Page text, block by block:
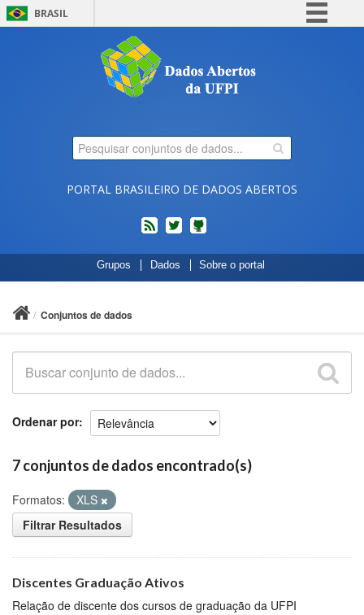
BRASIL
Comunica BR
Participe
Legislação
PORTAL BRASILEIRO DE DADOS ABERTOS
feed twitterCódigos
fonte
de
no
Grupos Dados Sobre o portal
Conjuntos de dados
Ordenar por
7 conjuntos de dados encontrado(s)
Formatos:
XLS
Filtrar Resultados
Discentes Graduação Ativos
Relação de discente dos cursos de graduação da UFPI